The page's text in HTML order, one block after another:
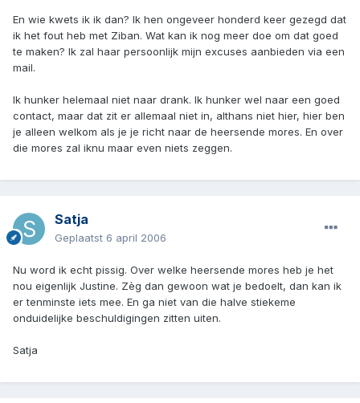
En wie kwets ik ik dan? Ik hen ongeveer honderd keer gezegd dat
ik het fout heb met Ziban. Wat kan ik nog meer doe om dat goed
te maken? Ik zal haar persoonlijk mijn excuses aanbieden via een
mail.
Ik hunker helemaal niet naar drank. Ik hunker wel naar een goed
contact, maar dat zit er allemaal niet in, althans niet hier, hier ben
je alleen welkom als je je richt naar de heersende mores. En over
die mores zal iknu maar even niets zeggen.
Satja
Geplaatst 6 april 2006
Nu word ik echt pissig. Over welke heersende mores heb je het
nou eigenlijk Justine. Zèg dan gewoon wat je bedoelt, dan kan ik
er tenminste iets mee. En ga niet van die halve stiekeme
onduidelijke beschuldigingen zitten uiten.
Satja